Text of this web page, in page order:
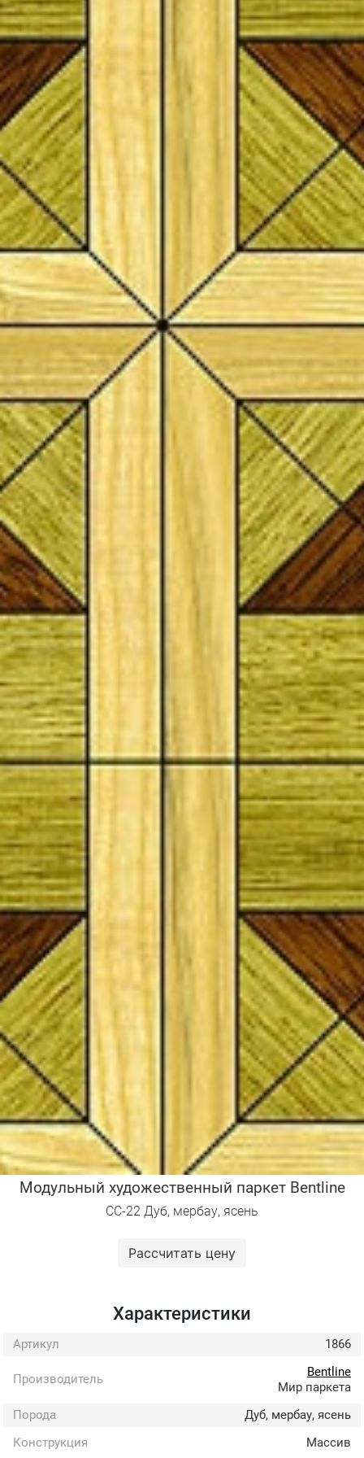
Модульный художественный паркет Bentline
СС-22 Дуб, мербау, ясень
Рассчитать цену
Характеристики
Артикул 1866
Производитель
Bentline
Мир паркета
Порода
Дуб, мербау, ясень
Конструкция
Массив